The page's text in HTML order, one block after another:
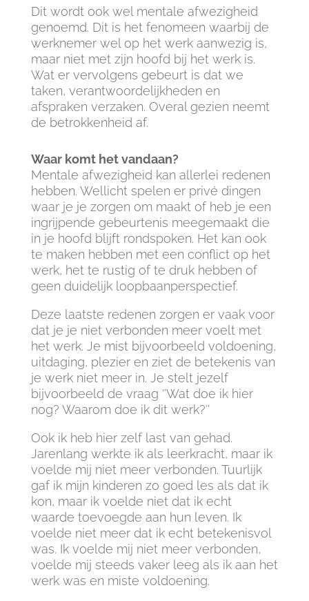
Dit wordt ook wel mentale afwezigheid
genoemd. Dit is het fenomeen waarbij de
werknemer wel op het werk aanwezig is,
maar niet met zijn hoofd bij het werk is.
Wat er vervolgens gebeurt is dat we
taken, verantwoordelijkheden en
afspraken verzaken. Overal gezien neemt
de betrokkenheid af.
Waar komt het vandaan?
Mentale afwezigheid kan allerlei redenen
hebben. Wellicht spelen er privé dingen
waar je je zorgen om maakt of heb je een
ingrijpende gebeurtenis meegemaakt die
in je hoofd blijft rondspoken. Het kan ook
te maken hebben met een conflict op het
werk, het te rustig of te druk hebben of
geen duidelijk loopbaanperspectief.
Deze laatste redenen zorgen er vaak voor
dat je je niet verbonden meer voelt met
het werk. Je mist bijvoorbeeld voldoening,
uitdaging, plezier en ziet de betekenis van
je werk niet meer in. Je stelt jezelf
bijvoorbeeld de vraag ‘’Wat doe ik hier
nog? Waarom doe ik dit werk?’’
Ook ik heb hier zelf last van gehad.
Jarenlang werkte ik als leerkracht, maar ik
voelde mij niet meer verbonden. Tuurlijk
gaf ik mijn kinderen zo goed les als dat ik
kon, maar ik voelde niet dat ik echt
waarde toevoegde aan hun leven. Ik
voelde niet meer dat ik echt betekenisvol
was. Ik voelde mij niet meer verbonden,
voelde mij steeds vaker leeg als ik aan het
werk was en miste voldoening.